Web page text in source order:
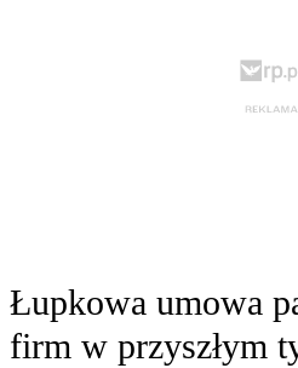
Łupkowa umowa
firm w przyszłym